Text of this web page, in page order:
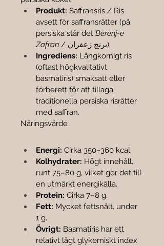
Produkt: Saffransris / Ris
avsett för saffransrätter (på
persiska står det Berenj-e
Zafran
/ برنج زعفران).
Ingrediens: Långkornigt ris
(oftast högkvalitativt
basmatiris) smaksatt eller
förberett för att tillaga
traditionella persiska risrätter
med saffran.
Näringsvärde
Energi: Cirka 350–360 kcal.
Kolhydrater: Högt innehåll,
runt 75–80 g, vilket gör det till
en utmärkt energikälla.
Protein: Cirka 7–8 g.
Fett: Mycket fettsnålt, under
1 g.
Övrigt: Basmatiris har ett
relativt lågt glykemiskt index